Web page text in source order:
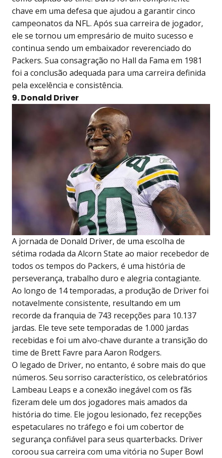
chave em uma defesa que ajudou a garantir cinco
campeonatos da NFL. Após sua carreira de jogador,
ele se tornou um empresário de muito sucesso e
continua sendo um embaixador reverenciado do
Packers. Sua consagração no Hall da Fama em 1981
foi a conclusão adequada para uma carreira definida
pela excelência e consistência.
9. Donald Driver
A jornada de Donald Driver, de uma escolha de
sétima rodada da Alcorn State ao maior recebedor de
todos os tempos do Packers, é uma história de
perseverança, trabalho duro e alegria contagiante.
Ao longo de 14 temporadas, a produção de Driver foi
notavelmente consistente, resultando em um
recorde da franquia de 743 recepções para 10.137
jardas. Ele teve sete temporadas de 1.000 jardas
recebidas e foi um alvo-chave durante a transição do
time de Brett Favre para Aaron Rodgers.
O legado de Driver, no entanto, é sobre mais do que
números. Seu sorriso característico, os celebratórios
Lambeau Leaps e a conexão inegável com os fãs
fizeram dele um dos jogadores mais amados da
história do time. Ele jogou lesionado, fez recepções
espetaculares no tráfego e foi um cobertor de
segurança confiável para seus quarterbacks. Driver
coroou sua carreira com uma vitória no Super Bowl